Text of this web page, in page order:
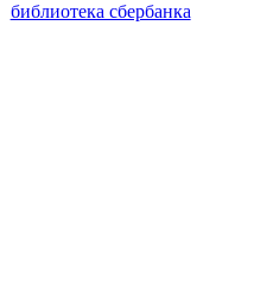
библиотека сбербанка